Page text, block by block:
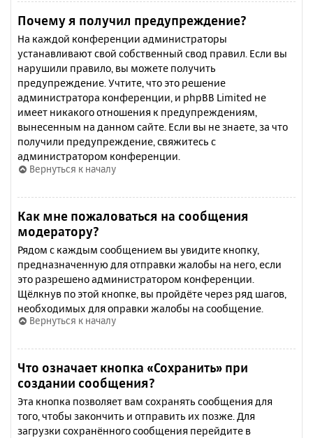
Почему я получил предупреждение?
На каждой конференции администраторы
устанавливают свой собственный свод правил. Если вы
нарушили правило, вы можете получить
предупреждение. Учтите, что это решение
администратора конференции, и phpBB Limited не
имеет никакого отношения к предупреждениям,
вынесенным на данном сайте. Если вы не знаете, за что
получили предупреждение, свяжитесь с
администратором конференции.
Вернуться к началу
Как мне пожаловаться на сообщения
модератору?
Рядом с каждым сообщением вы увидите кнопку,
предназначенную для отправки жалобы на него, если
это разрешено администратором конференции.
Щёлкнув по этой кнопке, вы пройдёте через ряд шагов,
необходимых для оправки жалобы на сообщение.
Вернуться к началу
Что означает кнопка «Сохранить» при
создании сообщения?
Эта кнопка позволяет вам сохранять сообщения для
того, чтобы закончить и отправить их позже. Для
загрузки сохранённого сообщения перейдите в